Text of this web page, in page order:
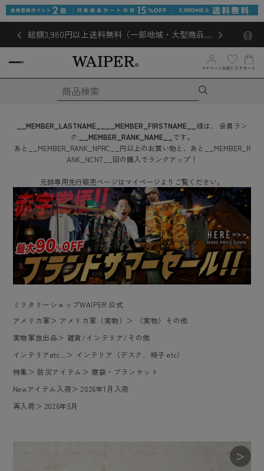
総額3,980円以上送料無料（一部地域・大型商品対
マイページ お気に入り カート
__MEMBER_LASTNAME__ __MEMBER_FIRSTNAME__ 様は、
会員ラン
ク: __MEMBER_RANK_NAME__ です。
あと
__MEMBER_RANK_NPRC__ 円以上のお買い物と、あと
__MEMBER_R
ANK_NCNT__ 回の購入でランクアップ！
元帥専用先行販売ページはマイページよりご覧ください。
ミリタリーショップWAIPER 公式
アメリカ軍＞ アメリカ軍（実物） ＞
（実物）その他
実物軍放出品＞ 雑貨/インテリア/その他
インテリアetc...＞ インテリア（デスク、椅子 etc）
特集 ＞ 防災アイテム ＞寝袋・ブランケット
Newアイテム入荷＞2026年1月入荷
再入荷＞ 2026年5月
＞